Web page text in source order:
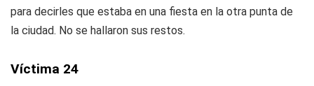
para decirles que estaba en una fiesta en la otra punta de
la ciudad. No se hallaron sus restos.
Víctima 24